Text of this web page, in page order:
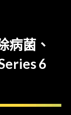
病菌、
6